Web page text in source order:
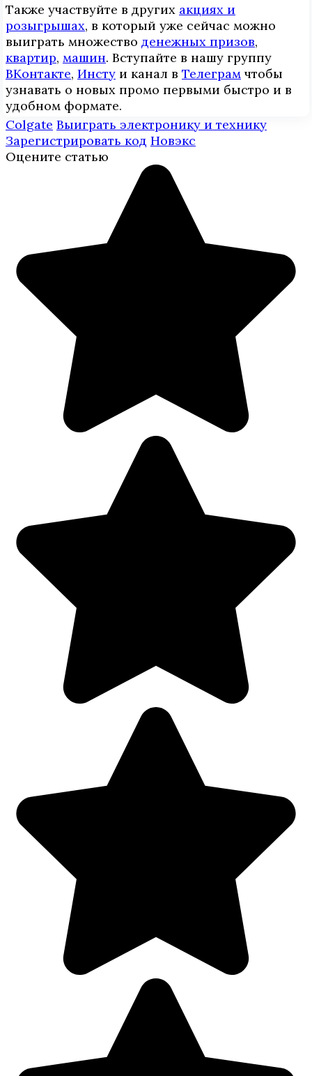
Также участвуйте в других акциях и
розыгрышах, в который уже сейчас можно
выиграть множество денежных призов,
квартир, машин. Вступайте в нашу группу
ВКонтакте, Инcтy и канал в Телеграм чтобы
узнавать о новых промо первыми быстро и в
удобном формате.
Colgate Выиграть электронику и технику
Зарегистрировать код Новэкс
Оцените статью